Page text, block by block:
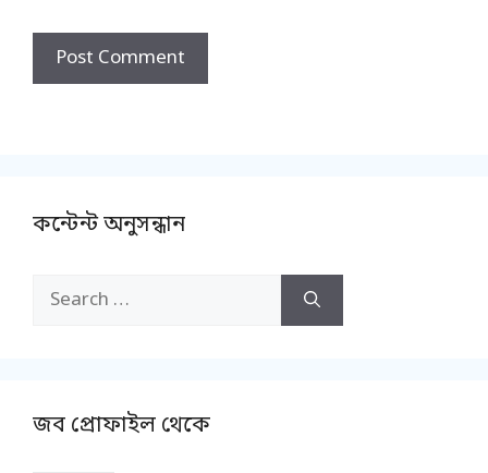
কন্টেন্ট অনুসন্ধান
Search
জব প্রোফাইল থেকে